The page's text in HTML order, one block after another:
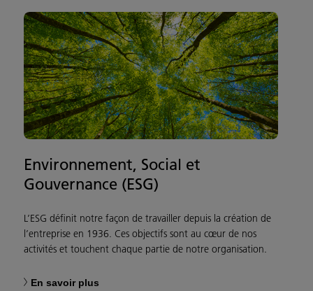
Environnement, Social et
Gouvernance (ESG)
L’ESG définit notre façon de travailler depuis la création de
l’entreprise en 1936. Ces objectifs sont au cœur de nos
activités et touchent chaque partie de notre organisation.
En savoir plus